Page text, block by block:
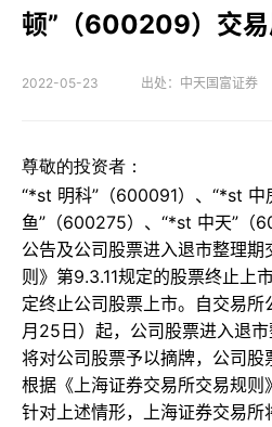
顿”（600209）交易
2022-05-23 出处：中天国富证券
尊敬的投资者：
“*st 明科”（600091）、“*st
鱼”（600275）、“*st 中天”（
公告及公司股票进入退市整理
则》第9.3.11规定的股票终止上
定终止公司股票上市。自交易
月25日）起，公司股票进入退
将对公司股票予以摘牌，公司
根据《上海证券交易所交易规
针对上述情形，上海证券交易